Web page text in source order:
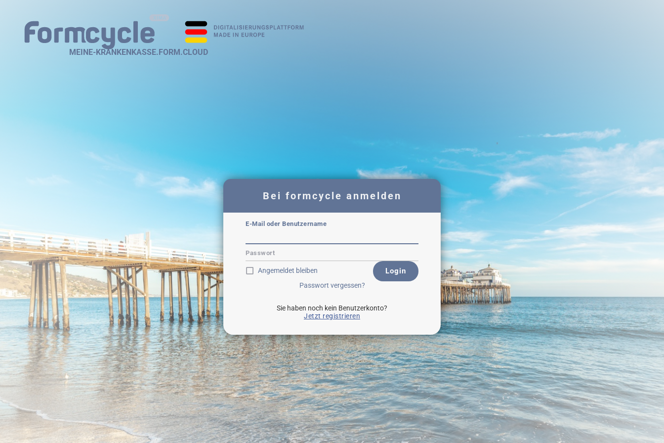
MEINE-KRANKENKASSE.FORM.CLOUD
Bei formcycle anmelden
E-Mail oder Benutzername
Passwort
Angemeldet bleiben Login
Passwort vergessen?
Sie haben noch kein Benutzerkonto?
Jetzt registrieren